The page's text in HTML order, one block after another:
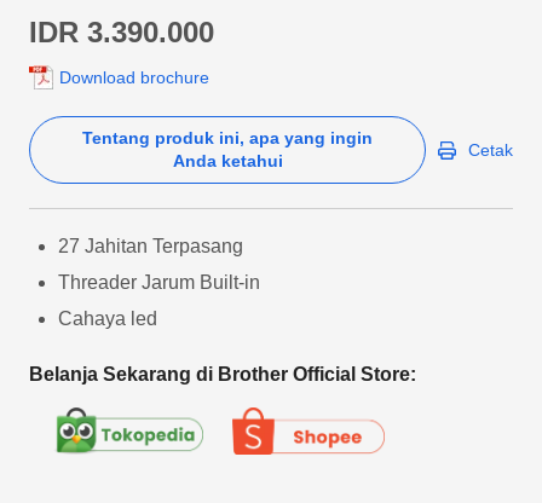
IDR 3.390.000
Download brochure
Tentang produk ini, apa yang ingin
Anda ketahui
Cetak
27 Jahitan Terpasang
Threader Jarum Built-in
Cahaya led
Belanja Sekarang di Brother Official Store: